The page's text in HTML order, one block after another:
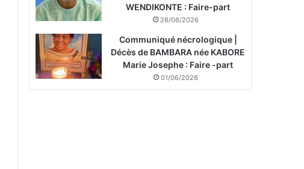
WENDIKONTE : Faire-part
26/06/2026
Communiqué nécrologique |
Décès de BAMBARA née KABORE
Marie Josephe : Faire -part
01/06/2026